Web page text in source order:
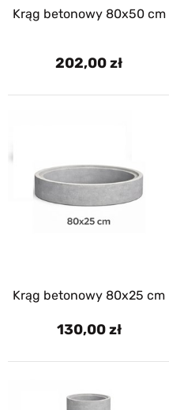
Krąg betonowy 80x50 cm
202,00
Krąg betonowy 80x25 cm
130,00